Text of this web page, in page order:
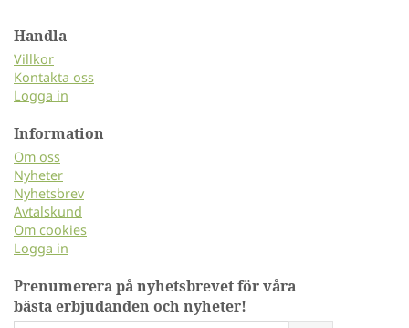
Handla
Villkor
Kontakta oss
Logga in
Information
Om oss
Nyheter
Nyhetsbrev
Avtalskund
Om cookies
Logga in
Prenumerera på nyhetsbrevet för våra
bästa erbjudanden och nyheter!